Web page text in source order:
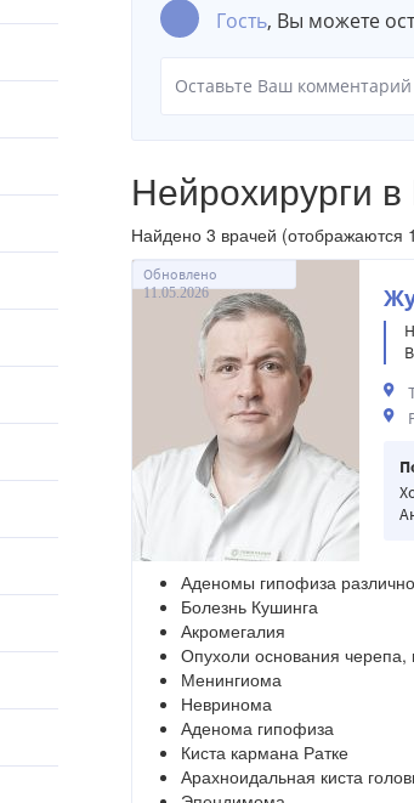
Гость, Вы можете
Нейрохирурги
Найдено 3 врачей (отображаются
Обновлено
11.05.2026
Аденомы гипофиза
Болезнь Кушинга
Акромегалия
Опухоли основания черепа,
Менингиома
Невринома
Аденома гипофиза
Киста кармана Ратке
Арахноидальная киста